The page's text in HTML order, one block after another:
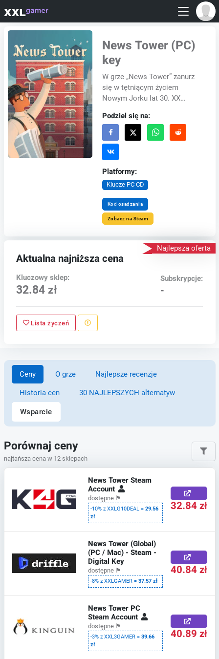
News Tower (PC)
key
W grze „News Tower” zanurz
się w tętniącym życiem
Nowym Jorku lat 30. XX
zarządzania, w której tworzysz
i nadzorujesz własną...
Podziel się na:
Platformy:
Klucze PC CD
Kod osadzania
Zobacz na Steam
Najlepsza oferta
Aktualna najniższa cena
Kluczowy sklep:
32.84 zł
Subskrypcje:
-
Lista życzeń
Ceny O grze Najlepsze recenzje
Historia cen 30 NAJLEPSZYCH alternatyw
Wsparcie
Porównaj ceny
najtańsza cena w 12 sklepach
News Tower Steam
Account
dostępne 🏴
-10% z XXLG10DEAL =29.56
zł
32.84 zł
News Tower (Global)
(PC / Mac) - Steam -
Digital Key
dostępne 🏴
-8% z XXLGAMER =37.57 zł
40.84 zł
News Tower PC
Steam Account
dostępne 🏴
-3% z XXL3GAMER =39.66
zł
40.89 zł